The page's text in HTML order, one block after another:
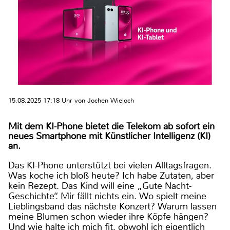
15.08.2025 17:18 Uhr von Jochen Wieloch
Mit dem KI-Phone bietet die Telekom ab sofort ein
neues Smartphone mit Künstlicher Intelligenz (KI)
an.
Das KI-Phone unterstützt bei vielen Alltagsfragen.
Was koche ich bloß heute? Ich habe Zutaten, aber
kein Rezept. Das Kind will eine „Gute Nacht-
Geschichte“. Mir fällt nichts ein. Wo spielt meine
Lieblingsband das nächste Konzert? Warum lassen
meine Blumen schon wieder ihre Köpfe hängen?
Und wie halte ich mich fit, obwohl ich eigentlich